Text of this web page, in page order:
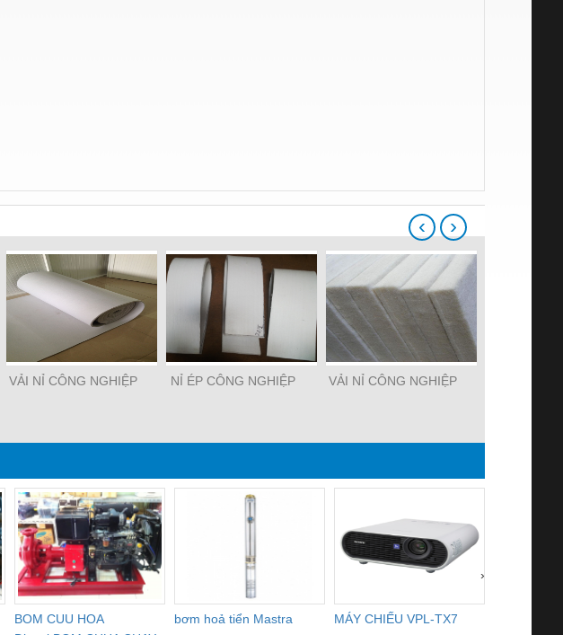
VẢI NỈ CÔNG NGHIỆP NỈ ÉP CÔNG NGHIỆP VẢI NỈ CÔNG NGHIỆP
‹ ›
BOM CUU HOA
bơm hoả tiển Mastra MÁY CHIẾU VPL-TX7
›